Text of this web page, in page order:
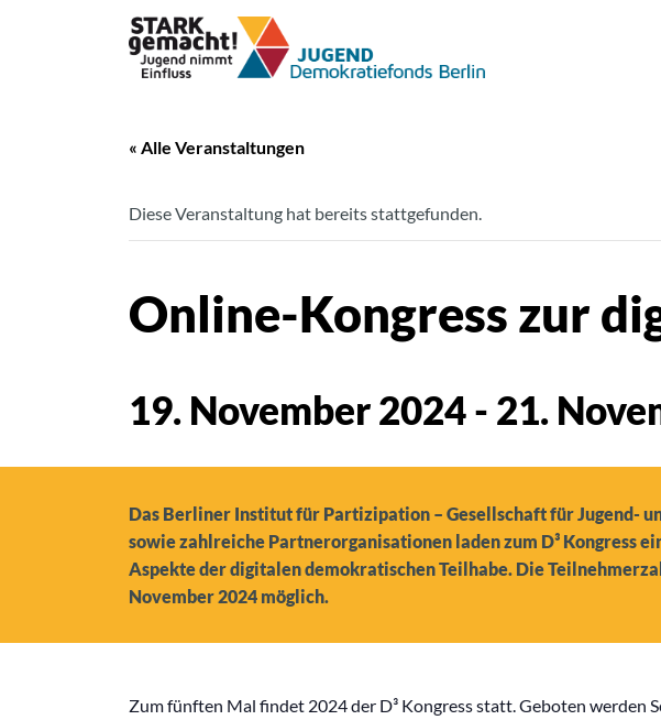
« Alle Veranstaltungen
Diese Veranstaltung hat bereits stattgefunden.
Online-Kongress zur
19. November 2024- 21.
Das Berliner Institut für Partizipation – Gesellschaft für Jugend-
sowie zahlreiche Partnerorganisationen laden zum D³ Kongress
Aspekte der digitalen demokratischen Teilhabe. Die
November 2024 möglich.
Zum fünften Mal findet 2024 der D³ Kongress statt. Geboten werden